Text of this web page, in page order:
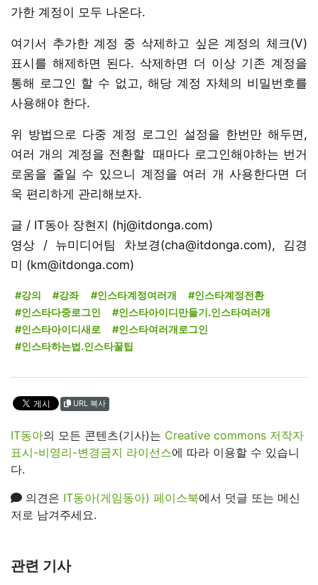
가한 계정이 모두 나온다.
여기서 추가한 계정 중 삭제하고 싶은 계정의 체크(V)
표시를 해제하면 된다. 삭제하면 더 이상 기존 계정을
통해 로그인 할 수 없고, 해당 계정 자체의 비밀번호를
사용해야 한다.
위 방법으로 다중 계정 로그인 설정을 한번만 해두면,
여러 개의 계정을 전환할 때마다 로그인해야하는 번거
로움을 줄일 수 있으니 계정을 여러 개 사용한다면 더
욱 편리하게 관리해보자.
글 / IT동아 장현지 (hj@itdonga.com)
영상 / 뉴미디어팀 차보경(cha@itdonga.com), 김경
미 (km@itdonga.com)
#강의 #강좌 #인스타계정여러개
#인스타계정전환
#인스타다중로그인
#인스타아이디만들기.인스타여러개
#인스타아이디새로
#인스타여러개로그인
#인스타하는법.인스타꿀팁
URL 복사
IT동아의 모든 콘텐츠(기사)는 Creative commons 저작자
표시-비영리-변경금지 라이선스에 따라 이용할 수 있습니
다.
의견은 IT동아(게임동아) 페이스북에서 덧글 또는 메신
저로 남겨주세요.
관련 기사